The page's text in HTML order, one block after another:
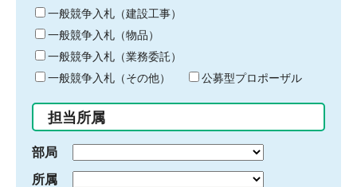
キ
ー
ワ
ー
ド
入
力
一般競争入札（建設工事）
一般競争入札（物品）
一般競争入札（業務委託）
一般競争入札（その他）
公募型プロポーザル
担当所属
部局
所属